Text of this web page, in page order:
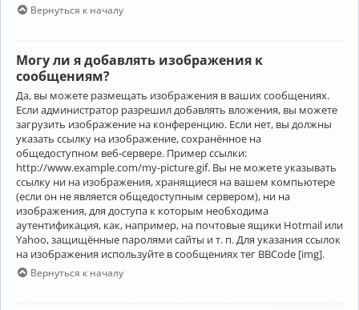
Вернуться к началу
Могу ли я добавлять изображения к
сообщениям?
Да, вы можете размещать изображения в ваших сообщениях.
Если администратор разрешил добавлять вложения, вы можете
загрузить изображение на конференцию. Если нет, вы должны
указать ссылку на изображение, сохранённое на
общедоступном веб-сервере. Пример ссылки:
http://www.example.com/my-picture.gif. Вы не можете указывать
ссылку ни на изображения, хранящиеся на вашем компьютере
(если он не является общедоступным сервером), ни на
изображения, для доступа к которым необходима
аутентификация, как, например, на почтовые ящики Hotmail или
Yahoo, защищённые паролями сайты и т. п. Для указания ссылок
на изображения используйте в сообщениях тег BBCode [img].
Вернуться к началу